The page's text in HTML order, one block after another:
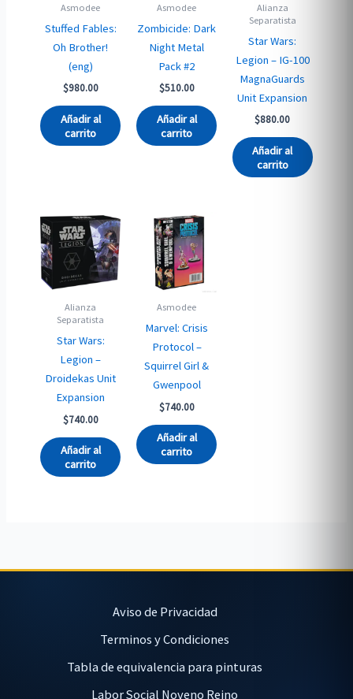
Asmodee
Stuffed Fables:
Oh Brother!
(eng)
$980.00
Añadir al
carrito
Asmodee
Zombicide: Dark
Night Metal
Pack #2
$510.00
Añadir al
carrito
Alianza
Separatista
Star Wars:
Legion – IG-100
MagnaGuards
Unit Expansion
$880.00
Añadir al
carrito
Alianza
Separatista
Star Wars:
Legion –
Droidekas Unit
Expansion
$740.00
Añadir al
carrito
Asmodee
Marvel: Crisis
Protocol –
Squirrel Girl &
Gwenpool
$740.00
Añadir al
carrito
Aviso de Privacidad
Terminos y Condiciones
Tabla de equivalencia para pinturas
Labor Social Noveno Reino